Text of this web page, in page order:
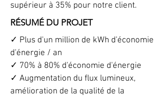
supérieur à 35% pour notre client.
RÉSUMÉ DU PROJET
✓ Plus d'un million de kWh d'économie
d'énergie / an
✓ 70% à 80% d'économie d'énergie
✓ Augmentation du flux lumineux,
amélioration de la qualité de la